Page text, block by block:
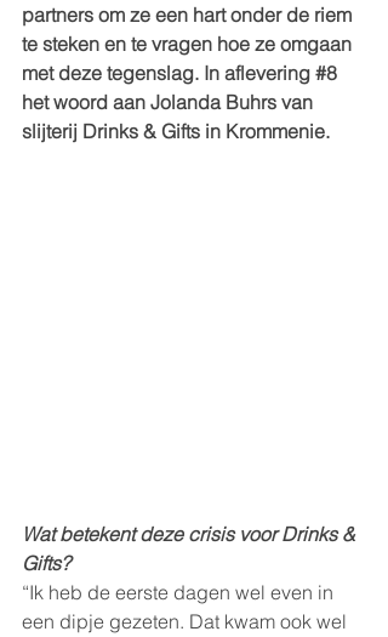
partners om ze een hart onder de riem
te steken en te vragen hoe ze omgaan
met deze tegenslag. In aflevering #8
het woord aan Jolanda Buhrs van
slijterij Drinks & Gifts in Krommenie.
Wat betekent deze crisis voor Drinks &
Gifts?
“Ik heb de eerste dagen wel even in
een dipje gezeten. Dat kwam ook wel